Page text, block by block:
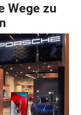
Wege zu